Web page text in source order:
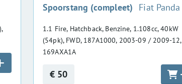
Spoorstang (compleet) :Fiat Panda
1.1 Fire, Hatchback, Benzine, 1.108cc, 40kW
(54pk), FWD, 187A1000, 2003-09 / 2009-12,
169AXA1A
€ 50